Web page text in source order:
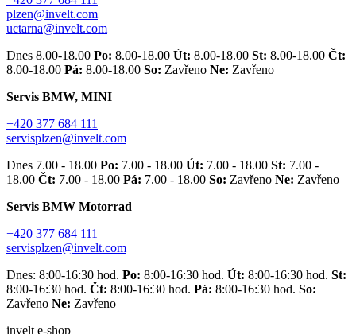
plzen@invelt.com
uctarna@invelt.com
Dnes 8.00-18.00 Po: 8.00-18.00 Út: 8.00-18.00 St: 8.00-18.00 Čt:
8.00-18.00 Pá: 8.00-18.00 So: Zavřeno Ne: Zavřeno
Servis BMW, MINI
+420 377 684 111
servisplzen@invelt.com
Dnes 7.00 - 18.00 Po: 7.00 - 18.00 Út: 7.00 - 18.00 St: 7.00 -
18.00 Čt: 7.00 - 18.00 Pá: 7.00 - 18.00 So: Zavřeno Ne: Zavřeno
Servis BMW Motorrad
+420 377 684 111
servisplzen@invelt.com
Dnes: 8:00-16:30 hod. Po: 8:00-16:30 hod. Út: 8:00-16:30 hod. St:
8:00-16:30 hod. Čt: 8:00-16:30 hod. Pá: 8:00-16:30 hod. So:
Zavřeno Ne: Zavřeno
invelt e-shop